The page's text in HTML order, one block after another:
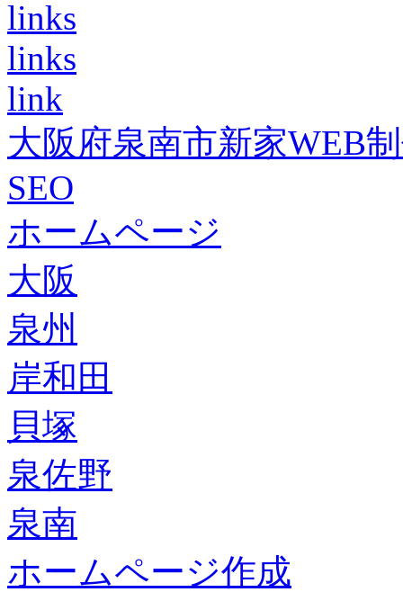
links
links
link
大阪府泉南市新家WEB
SEO
ホームページ
大阪
泉州
岸和田
貝塚
泉佐野
泉南
ホームページ作成